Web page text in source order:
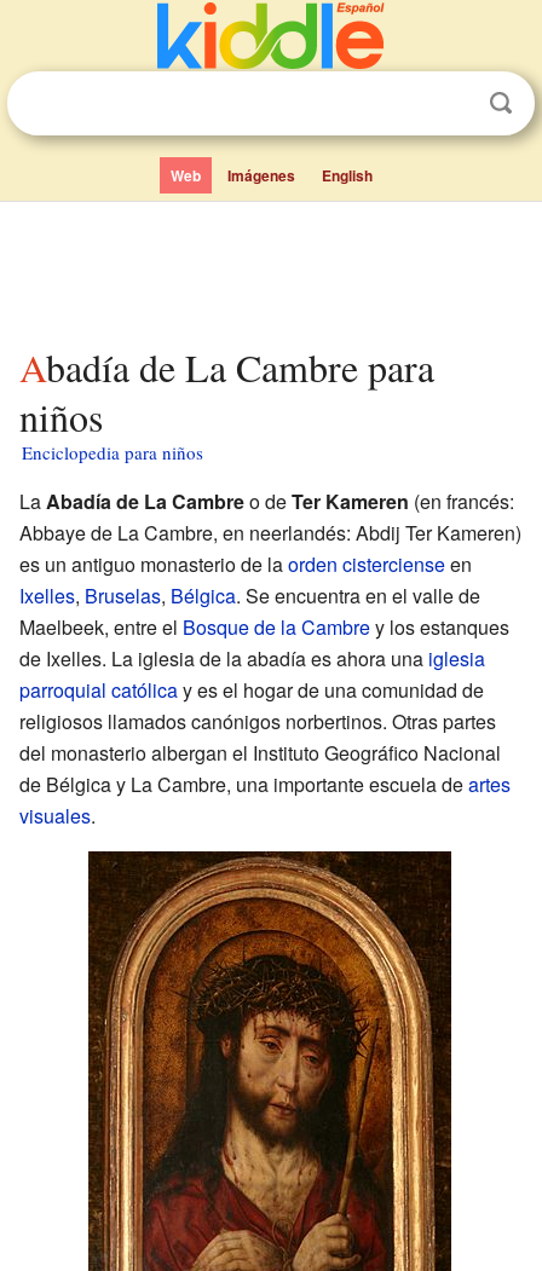
Web Imágenes English
Abadía de La Cambre para
niños
Enciclopedia para niños
LaAbadía de La Cambreo deTer Kameren (en francés:
Abbaye de La Cambre, en neerlandés: Abdij Ter Kameren)
es un antiguo monasterio de laorden cistercienseen
Ixelles, Bruselas, Bélgica. Se encuentra en el valle de
Maelbeek, entre el Bosque de la Cambrey los estanques
de Ixelles. La iglesia de la abadía es ahora una iglesia
parroquial católicay es el hogar de una comunidad de
religiosos llamados canónigos norbertinos. Otras partes
del monasterio albergan el Instituto Geográfico Nacional
de Bélgica y La Cambre, una importante escuela deartes
visuales.